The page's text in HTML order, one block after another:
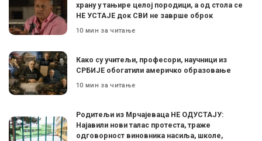
храну у тањире целој породици, а од стола се
НЕ УСТАЈЕ док СВИ не заврше оброк
10 мин за читање
Како су учитељи, професори, научници из
СРБИЈЕ обогатили америчко образовање
10 мин за читање
Родитељи из Мрчајеваца НЕ ОДУСТАЈУ:
Најавили нови талас протеста, траже
одговорност виновника насиља, школе,